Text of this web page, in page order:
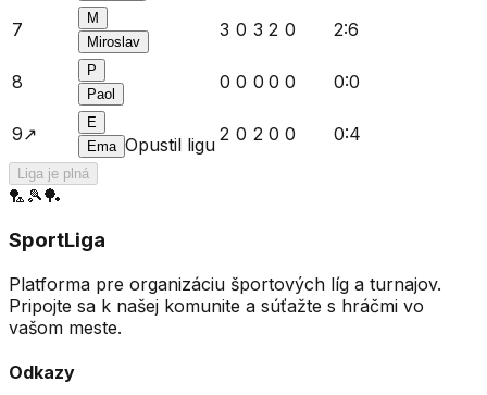
7
M
Miroslav
3 0 3 2 0 2:6
8
P
Paol
0 0 0 0 0 0:0
9↗️
E
Ema Opustil ligu 2 0 2 0 0 0:4
Liga je plná
🏸 🎾🏓
SportLiga
Platforma pre organizáciu športových líg a turnajov.
Pripojte sa k našej komunite a súťažte s hráčmi vo
vašom meste.
Odkazy